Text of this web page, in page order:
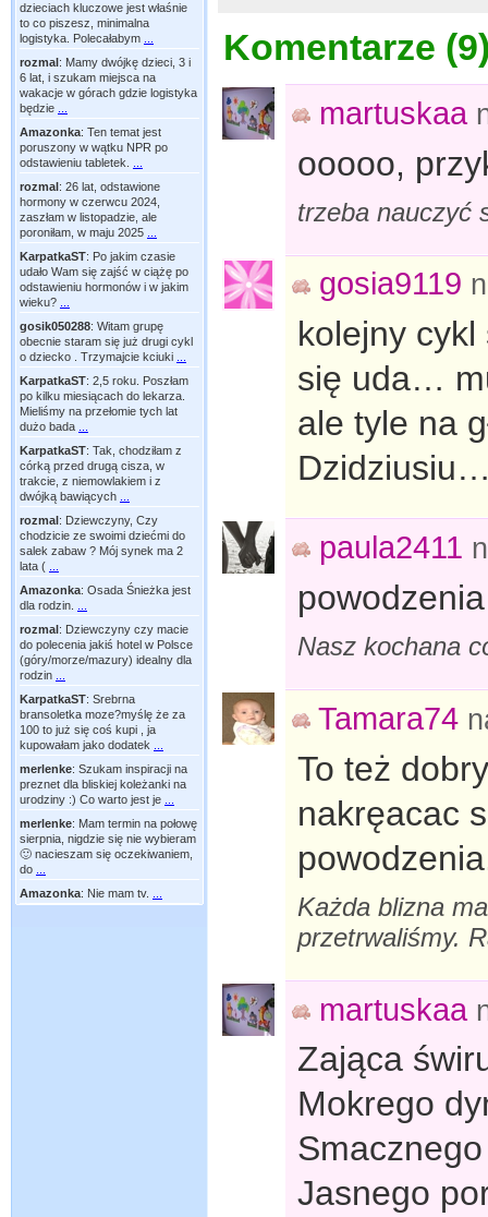
dzieciach kluczowe jest właśnie
to co piszesz, minimalna
logistyka. Polecałabym
rozmal: Mamy dwójkę dzieci, 3 i
6 lat, i szukam miejsca na
wakacje w górach gdzie logistyka
będzie
Amazonka: Ten temat jest
poruszony w wątku NPR po
odstawieniu tabletek.
rozmal: 26 lat, odstawione
hormony w czerwcu 2024,
zaszłam w listopadzie, ale
poroniłam, w maju 2025
KarpatkaST: Po jakim czasie
udało Wam się zajść w ciążę po
odstawieniu hormonów i w jakim
wieku?
gosik050288: Witam grupę
obecnie staram się już drugi cykl
o dziecko . Trzymajcie kciuki
KarpatkaST: 2,5 roku. Poszłam
po kilku miesiącach do lekarza.
Mieliśmy na przełomie tych lat
dużo bada
KarpatkaST: Tak, chodziłam z
córką przed drugą cisza, w
trakcie, z niemowlakiem i z
dwójką bawiących
rozmal: Dziewczyny, Czy
chodzicie ze swoimi dziećmi do
salek zabaw ? Mój synek ma 2
lata (
Amazonka: Osada Śnieżka jest
dla rodzin.
rozmal: Dziewczyny czy macie
do polecenia jakiś hotel w Polsce
(góry/morze/mazury) idealny dla
rodzin
KarpatkaST: Srebrna
bransoletka moze?myślę że za
100 to już się coś kupi , ja
kupowałam jako dodatek
merlenke: Szukam inspiracji na
preznet dla bliskiej koleżanki na
urodziny :) Co warto jest je
merlenke: Mam termin na połowę
sierpnia, nigdzie się nie wybieram
🙂 nacieszam się oczekiwaniem,
do
Amazonka: Nie mam tv.
Komentarze (9
martuskaa
ooooo,
trzeba
gosia9119
kolejny
się uda…
ale tyle na
paula2411
Nasz kochana
Tamara74
To też
nakręacac
Każda blizna
przetrwaliśmy.
martuskaa
Zająca
Mokrego
Jasnego